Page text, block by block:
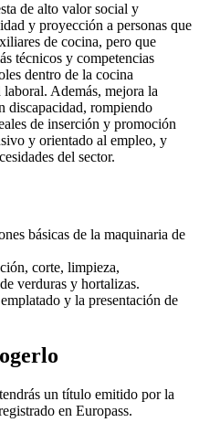
de alto valor social y
y proyección a personas que
de cocina, pero que
técnicos y competencias
dentro de la cocina
Además, mejora la
discapacidad, rompiendo
de inserción y promoción
y orientado al empleo, y
del sector.
básicas de la maquinaria de
corte, limpieza,
verduras y hortalizas.
y la presentación de
un título emitido por la
en Europass.